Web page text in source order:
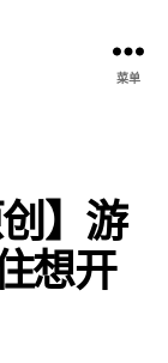
菜单
】游
想开